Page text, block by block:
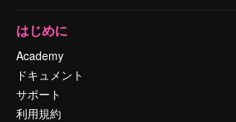
はじめに
Academy
ドキュメント
サポート
利用規約